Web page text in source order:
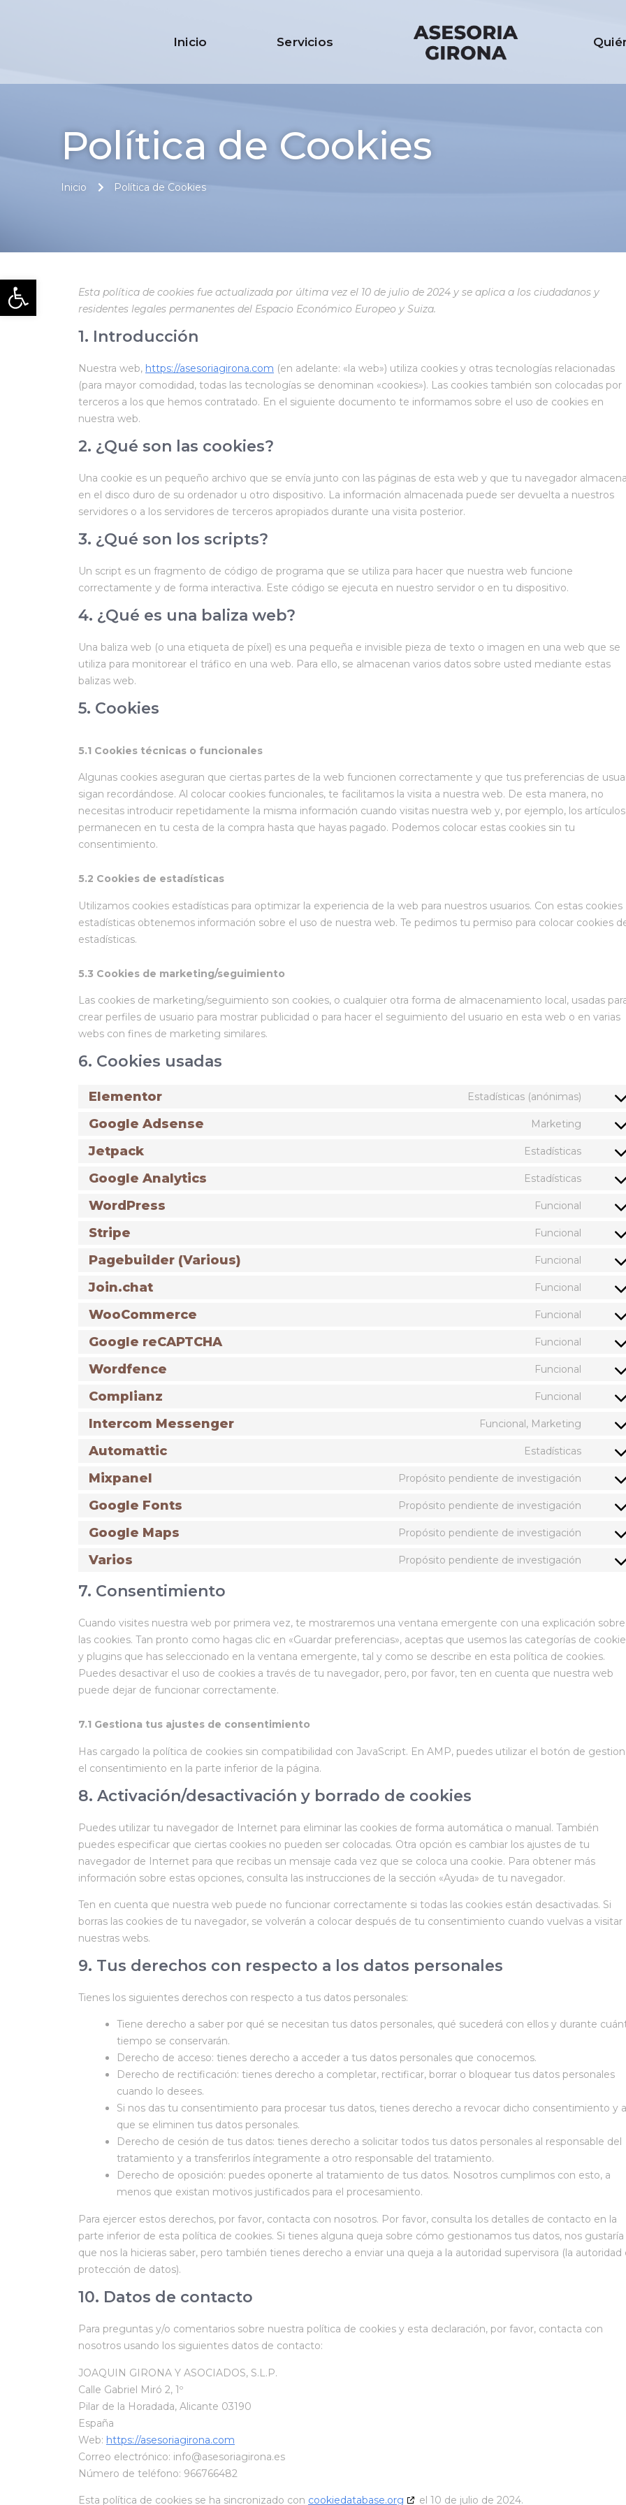
Inicio Servicios
Política de Cookies
Inicio Política de Cookies
Esta política de cookies fue actualizada por última vez el 10 de julio de 2024 y se aplica a los ciudadanos y
residentes legales permanentes del Espacio Económico Europeo y Suiza.
1. Introducción
Nuestra web, https://asesoriagirona.com (en adelante: «la web») utiliza cookies y otras tecnologías relacionadas
(para mayor comodidad, todas las tecnologías se denominan «cookies»). Las cookies también son colocadas por
terceros a los que hemos contratado. En el siguiente documento te informamos sobre el uso de cookies en
nuestra web.
2. ¿Qué son las cookies?
Una cookie es un pequeño archivo que se envía junto con las páginas de esta web y que tu navegador
en el disco duro de su ordenador u otro dispositivo. La información almacenada puede ser devuelta a nuestros
servidores o a los servidores de terceros apropiados durante una visita posterior.
3. ¿Qué son los scripts?
Un script es un fragmento de código de programa que se utiliza para hacer que nuestra web funcione
correctamente y de forma interactiva. Este código se ejecuta en nuestro servidor o en tu dispositivo.
4. ¿Qué es una baliza web?
Una baliza web (o una etiqueta de píxel) es una pequeña e invisible pieza de texto o imagen en una web que se
utiliza para monitorear el tráfico en una web. Para ello, se almacenan varios datos sobre usted mediante estas
balizas web.
5. Cookies
5.1 Cookies técnicas o funcionales
Algunas cookies aseguran que ciertas partes de la web funcionen correctamente y que tus preferencias de
sigan recordándose. Al colocar cookies funcionales, te facilitamos la visita a nuestra web. De esta manera, no
necesitas introducir repetidamente la misma información cuando visitas nuestra web y, por ejemplo, los artículos
permanecen en tu cesta de la compra hasta que hayas pagado. Podemos colocar estas cookies sin tu
consentimiento.
5.2 Cookies de estadísticas
Utilizamos cookies estadísticas para optimizar la experiencia de la web para nuestros usuarios. Con estas cookies
estadísticas obtenemos información sobre el uso de nuestra web. Te pedimos tu permiso para colocar cookies
estadísticas.
5.3 Cookies de marketing/seguimiento
Las cookies de marketing/seguimiento son cookies, o cualquier otra forma de almacenamiento local, usadas
crear perfiles de usuario para mostrar publicidad o para hacer el seguimiento del usuario en esta web o en varias
webs con fines de marketing similares.
6. Cookies usadas
Elementor Estadísticas (anónimas)
Google Adsense Marketing
Jetpack Estadísticas
Google Analytics Estadísticas
WordPress Funcional
Stripe Funcional
Pagebuilder (Various) Funcional
Join.chat Funcional
WooCommerce Funcional
Google reCAPTCHA Funcional
Wordfence Funcional
Complianz Funcional
Intercom Messenger Funcional, Marketing
Automattic Estadísticas
Mixpanel Propósito pendiente de investigación
Google Fonts Propósito pendiente de investigación
Google Maps Propósito pendiente de investigación
Varios Propósito pendiente de investigación
7. Consentimiento
Cuando visites nuestra web por primera vez, te mostraremos una ventana emergente con una explicación sobre
las cookies. Tan pronto como hagas clic en «Guardar preferencias», aceptas que usemos las categorías de
y plugins que has seleccionado en la ventana emergente, tal y como se describe en esta política de cookies.
Puedes desactivar el uso de cookies a través de tu navegador, pero, por favor, ten en cuenta que nuestra web
puede dejar de funcionar correctamente.
7.1 Gestiona tus ajustes de consentimiento
Has cargado la política de cookies sin compatibilidad con JavaScript. En AMP, puedes utilizar el botón de
el consentimiento en la parte inferior de la página.
8. Activación/desactivación y borrado de cookies
Puedes utilizar tu navegador de Internet para eliminar las cookies de forma automática o manual. También
puedes especificar que ciertas cookies no pueden ser colocadas. Otra opción es cambiar los ajustes de tu
navegador de Internet para que recibas un mensaje cada vez que se coloca una cookie. Para obtener más
información sobre estas opciones, consulta las instrucciones de la sección «Ayuda» de tu navegador.
Ten en cuenta que nuestra web puede no funcionar correctamente si todas las cookies están desactivadas. Si
borras las cookies de tu navegador, se volverán a colocar después de tu consentimiento cuando vuelvas a visitar
nuestras webs.
9. Tus derechos con respecto a los datos personales
Tienes los siguientes derechos con respecto a tus datos personales:
Tiene derecho a saber por qué se necesitan tus datos personales, qué sucederá con ellos y durante
tiempo se conservarán.
Derecho de acceso: tienes derecho a acceder a tus datos personales que conocemos.
Derecho de rectificación: tienes derecho a completar, rectificar, borrar o bloquear tus datos personales
cuando lo desees.
Si nos das tu consentimiento para procesar tus datos, tienes derecho a revocar dicho consentimiento y a
que se eliminen tus datos personales.
Derecho de cesión de tus datos: tienes derecho a solicitar todos tus datos personales al responsable del
tratamiento y a transferirlos íntegramente a otro responsable del tratamiento.
Derecho de oposición: puedes oponerte al tratamiento de tus datos. Nosotros cumplimos con esto, a
menos que existan motivos justificados para el procesamiento.
Para ejercer estos derechos, por favor, contacta con nosotros. Por favor, consulta los detalles de contacto en la
parte inferior de esta política de cookies. Si tienes alguna queja sobre cómo gestionamos tus datos, nos gustaría
que nos la hicieras saber, pero también tienes derecho a enviar una queja a la autoridad supervisora (la autoridad
protección de datos).
10. Datos de contacto
Para preguntas y/o comentarios sobre nuestra política de cookies y esta declaración, por favor, contacta con
nosotros usando los siguientes datos de contacto:
JOAQUIN GIRONA Y ASOCIADOS, S.L.P.
Calle Gabriel Miró 2, 1º
Pilar de la Horadada, Alicante 03190
España
Web: https://asesoriagirona.com
Correo electrónico: info@asesoriagirona.es
Número de teléfono: 966766482
Esta política de cookies se ha sincronizado con cookiedatabase.org el 10 de julio de 2024.
Abrir barra de herramientas